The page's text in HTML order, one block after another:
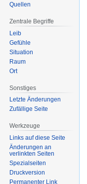
Quellen
Zentrale Begriffe
Leib
Gefühle
Situation
Raum
Ort
Sonstiges
Letzte Änderungen
Zufällige Seite
Werkzeuge
Links auf diese Seite
Änderungen an
verlinkten Seiten
Spezialseiten
Druckversion
Permanenter Link